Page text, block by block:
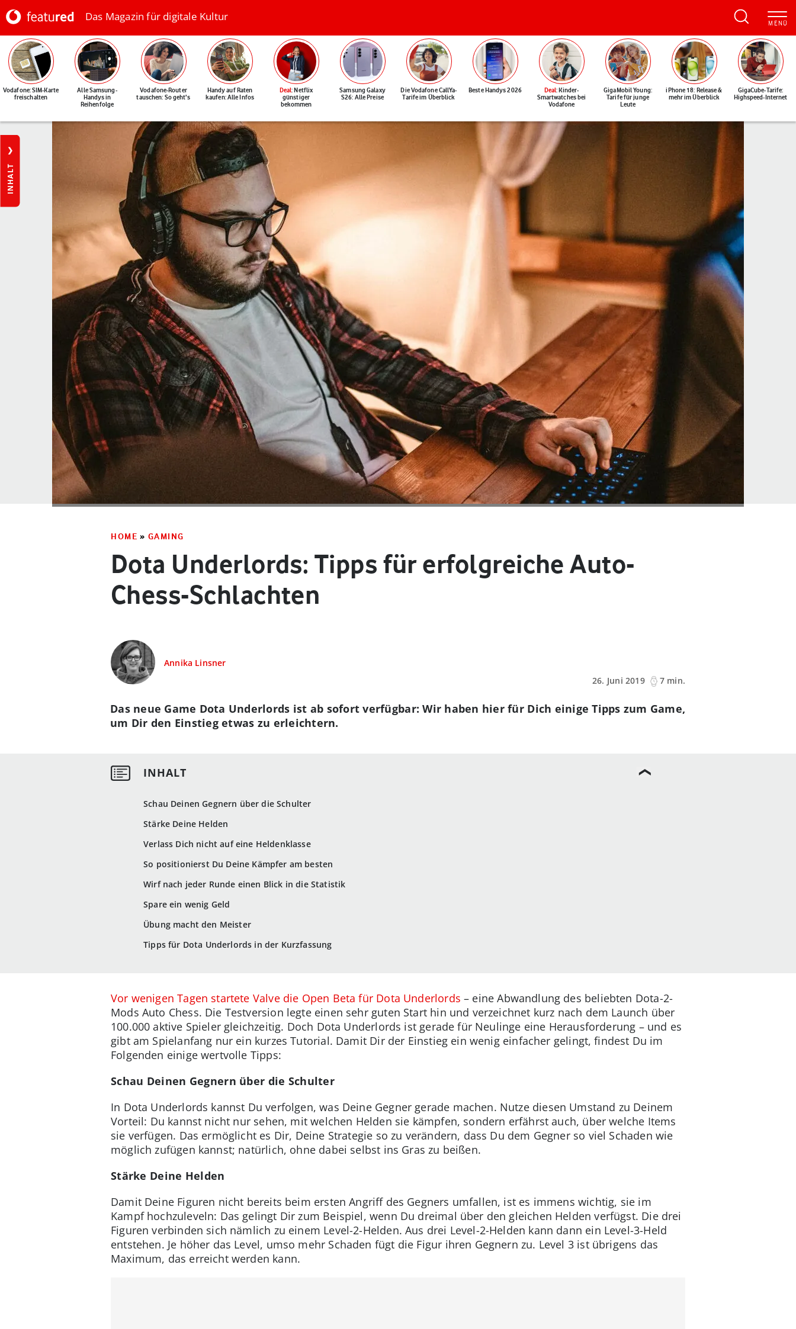
Das Magazin für digitale Kultur
Vodafone: SIM-Karte
freischalten
Alle Samsung-
Handys in
Reihenfolge
Vodafone-Router
tauschen: So geht's
Handy auf Raten
kaufen: Alle Infos
Deal: Netflix
günstiger
bekommen
Samsung Galaxy
S26: Alle Preise
Die Vodafone CallYa-
Tarife im Überblick
Beste Handys 2026 Deal: Kinder-
Smartwatches bei
Vodafone
GigaMobil Young:
Tarife für junge
Leute
iPhone 18: Release &
mehr im Überblick
GigaCube-Tarife:
Highspeed-Internet
INHALT
HOME » GAMING
Dota Underlords: Tipps für erfolgreiche Auto-
Chess-Schlachten
Annika Linsner
26. Juni 2019
7 min.
Schau Deinen Gegnern über die Schulter
Stärke Deine Helden
Verlass Dich nicht auf eine Heldenklasse
So positionierst Du Deine Kämpfer am besten
Wirf nach jeder Runde einen Blick in die Statistik
Spare ein wenig Geld
Übung macht den Meister
Tipps für Dota Underlords in der Kurzfassung
Das neue Game Dota Underlords ist ab sofort verfügbar: Wir haben hier für Dich einige Tipps zum Game,
um Dir den Einstieg etwas zu erleichtern.
Vor wenigen Tagen startete Valve die Open Beta für Dota Underlords – eine Abwandlung des beliebten Dota-2-
Mods Auto Chess. Die Testversion legte einen sehr guten Start hin und verzeichnet kurz nach dem Launch über
100.000 aktive Spieler gleichzeitig. Doch Dota Underlords ist gerade für Neulinge eine Herausforderung – und es
gibt am Spielanfang nur ein kurzes Tutorial. Damit Dir der Einstieg ein wenig einfacher gelingt, findest Du im
Folgenden einige wertvolle Tipps:
Schau Deinen Gegnern über die Schulter
In Dota Underlords kannst Du verfolgen, was Deine Gegner gerade machen. Nutze diesen Umstand zu Deinem
Vorteil: Du kannst nicht nur sehen, mit welchen Helden sie kämpfen, sondern erfährst auch, über welche Items
sie verfügen. Das ermöglicht es Dir, Deine Strategie so zu verändern, dass Du dem Gegner so viel Schaden wie
möglich zufügen kannst; natürlich, ohne dabei selbst ins Gras zu beißen.
Stärke Deine Helden
Damit Deine Figuren nicht bereits beim ersten Angriff des Gegners umfallen, ist es immens wichtig, sie im
Kampf hochzuleveln: Das gelingt Dir zum Beispiel, wenn Du dreimal über den gleichen Helden verfügst. Die drei
Figuren verbinden sich nämlich zu einem Level-2-Helden. Aus drei Level-2-Helden kann dann ein Level-3-Held
entstehen. Je höher das Level, umso mehr Schaden fügt die Figur ihren Gegnern zu. Level 3 ist übrigens das
Maximum, das erreicht werden kann.